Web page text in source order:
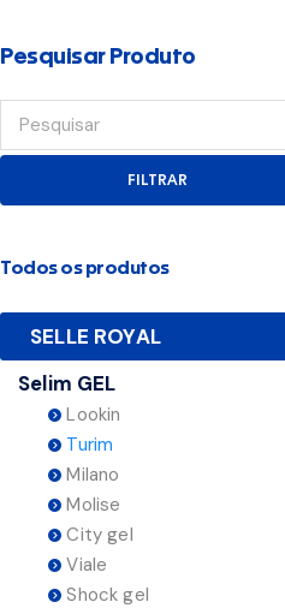
Pesquisar Produto
FILTRAR
Todos os produtos
SELLE ROYAL
Selim GEL
Lookin
Turim
Milano
Molise
City gel
Viale
Shock gel